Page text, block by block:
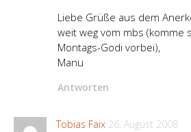
Liebe Grüße aus dem
weit weg vom mbs (komme
Montags-Godi vorbei),
Manu
Antworten
Tobias Faix 26. August 2008